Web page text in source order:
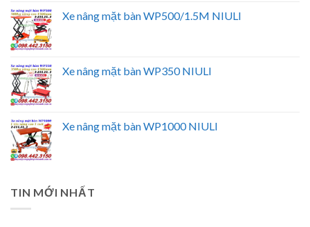
Xe nâng mặt bàn WP500/1.5M NIULI
Xe nâng mặt bàn WP350 NIULI
Xe nâng mặt bàn WP1000 NIULI
TIN MỚI NHẤT